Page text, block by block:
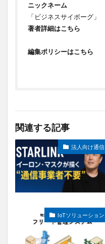
ニックネーム
「ビジネスサイボーグ」
著者詳細はこちら
編集ポリシーはこちら
関連する記事
法人向け通信
IoTソリューション